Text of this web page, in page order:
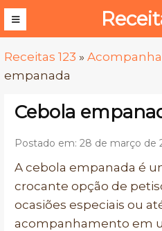
Receitas 123 »
empanada
Cebola
Postado em: 28 de março de
A cebola empanada é
crocante opção de
ocasiões especiais ou
acompanhamento em